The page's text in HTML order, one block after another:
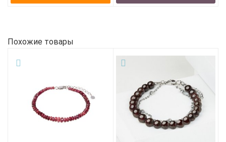
Похожие товары